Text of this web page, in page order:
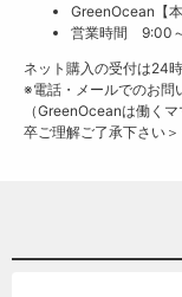
GreenOcean【本
営業時間 9:00
ネット購入の受付は24
※電話・メールでのお問
（GreenOceanは働く
卒ご理解ご了承下さい＞